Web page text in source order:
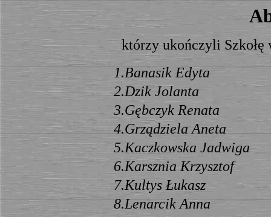
którzy ukończyli
1.Banasik Edyta
2.Dzik Jolanta
3.Gębczyk Renata
4.Grządziela Aneta
5.Kaczkowska Jadwiga
6.Karsznia Krzysztof
7.Kultys Łukasz
8.Lenarcik Anna